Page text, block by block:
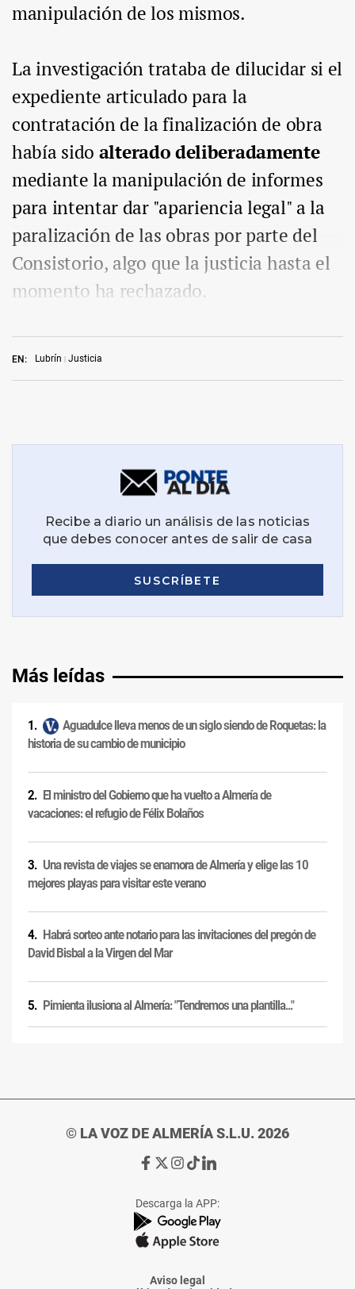
EN: Lubrín Justicia
manipulación de los mismos.
La investigación trataba de dilucidar si el
expediente articulado para la
contratación de la finalización de obra
había sido alterado deliberadamente
mediante la manipulación de informes
para intentar dar "apariencia legal" a la
paralización de las obras por parte del
Consistorio, algo que la justicia hasta el
momento ha rechazado.
Más leídas
Aguadulce lleva menos de un siglo siendo de Roquetas: la
historia de su cambio de municipio
El ministro del Gobierno que ha vuelto a Almería de
vacaciones: el refugio de Félix Bolaños
Una revista de viajes se enamora de Almería y elige las 10
mejores playas para visitar este verano
Habrá sorteo ante notario para las invitaciones del pregón de
David Bisbal a la Virgen del Mar
Pimienta ilusiona al Almería: "Tendremos una plantilla..."
© LA VOZ DE ALMERÍA S.L.U. 2026
Ir
de
La
Voz
Almería
Ir
de
La
Voz
Almería
Ir
de
La
Voz
Almería
Ir
de
La
Voz
Almería
Ir
de
La
Voz
Descarga la APP:
Aviso legal